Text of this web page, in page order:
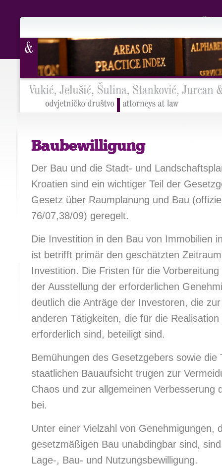
Doing
Baubewilligung
Der Bau und die Stadt- und
Kroatien sind ein wichtiger Teil der
Gesetz über Raumplanung und Bau
76/07,38/09) geregelt.
Die Investition in den Bau von Immobilien
ist betrifft primär den geschätzten
Investition. Die Fristen für die
der Ausstellung der erforderlichen
deutlich die Anträge der Investoren, die
anderen Tätigkeiten, die für die
erforderlich sind, beteiligt sind.
Bemühungen des Gesetzgebers sowie die
staatlichen Bauaufsicht trugen zur
Chaos und zur allgemeinen Verbesserung
bei.
Unter einer Vielzahl von Genehmigungen,
gesetzmäßigen Bau unabdingbar sind,
Lage-, Bau- und Nutzungsbewilligung.